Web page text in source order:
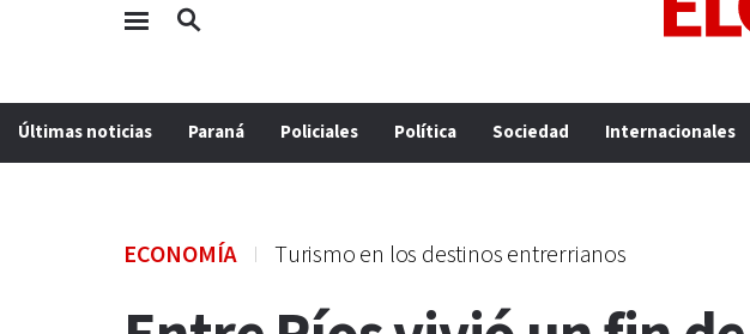
Últimas noticias Paraná Policiales Política Sociedad Internacionales
ECONOMÍA Turismo en los destinos entrerrianos